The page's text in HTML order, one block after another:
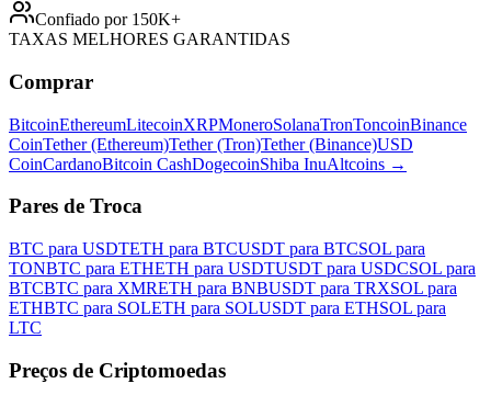
Confiado por 150K+
TAXAS MELHORES GARANTIDAS
Comprar
BitcoinEthereumLitecoinXRPMoneroSolanaTronToncoinBinance
CoinTether (Ethereum)Tether (Tron)Tether (Binance)USD
CoinCardanoBitcoin CashDogecoinShiba InuAltcoins →
Pares de Troca
BTC para USDTETH para BTCUSDT para BTCSOL para
TONBTC para ETHETH para USDTUSDT para USDCSOL para
BTCBTC para XMRETH para BNBUSDT para TRXSOL para
ETHBTC para SOLETH para SOLUSDT para ETHSOL para
LTC
Preços de Criptomoedas